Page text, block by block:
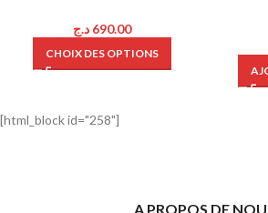
690.00 د.ج
CHOIX DES OPTIONS
[html_block id="258"]
A PROPOS DE